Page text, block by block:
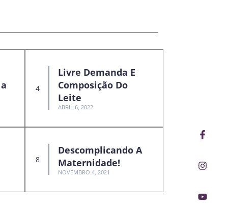
f
Livre Demanda E
Composição Do
Leite
ABRIL 6, 2022
Descomplicando A
Maternidade!
NOVEMBRO 4, 2021